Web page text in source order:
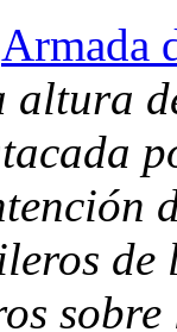
Armada
altura